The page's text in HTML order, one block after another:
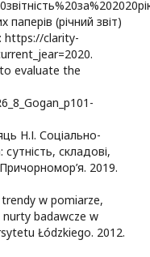
паперів (річний звіт)
https://clarity-
evaluate the
Н.І. Соціально-
складові,
2019.
trendy w pomiarze,
nurty badawcze w
Łódzkiego. 2012.